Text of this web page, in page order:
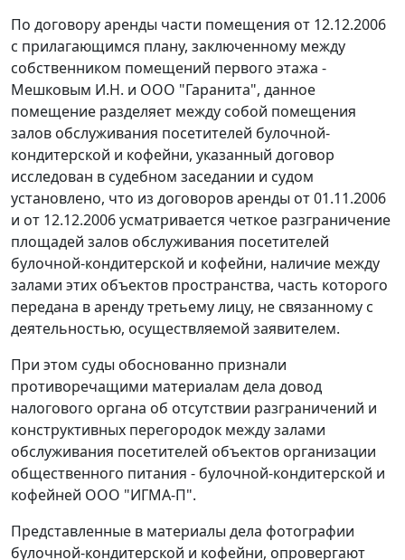
По договору аренды части помещения от 12.12.2006
с прилагающимся плану, заключенному между
собственником помещений первого этажа -
Мешковым И.Н. и ООО "Гаранита", данное
помещение разделяет между собой помещения
залов обслуживания посетителей булочной-
кондитерской и кофейни, указанный договор
исследован в судебном заседании и судом
установлено, что из договоров аренды от 01.11.2006
и от 12.12.2006 усматривается четкое разграничение
площадей залов обслуживания посетителей
булочной-кондитерской и кофейни, наличие между
залами этих объектов пространства, часть которого
передана в аренду третьему лицу, не связанному с
деятельностью, осуществляемой заявителем.
При этом суды обоснованно признали
противоречащими материалам дела довод
налогового органа об отсутствии разграничений и
конструктивных перегородок между залами
обслуживания посетителей объектов организации
общественного питания - булочной-кондитерской и
кофейней ООО "ИГМА-П".
Представленные в материалы дела фотографии
булочной-кондитерской и кофейни, опровергают